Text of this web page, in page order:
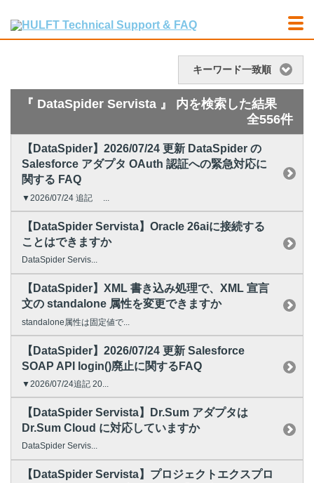
キーワード一致順
『 DataSpider Servista 』 内を検索した結果
全556件
【DataSpider】2026/07/24 更新 DataSpider の
Salesforce アダプタ OAuth 認証への緊急対応に
関する FAQ
▼2026/07/24 追記 ...
【DataSpider Servista】Oracle 26aiに接続する
ことはできますか
DataSpider Servis...
【DataSpider】XML 書き込み処理で、XML 宣言
文の standalone 属性を変更できますか
standalone属性は固定値で...
【DataSpider】2026/07/24 更新 Salesforce
SOAP API login()廃止に関するFAQ
▼2026/07/24追記 20...
【DataSpider Servista】Dr.Sum アダプタは
Dr.Sum Cloud に対応していますか
DataSpider Servis...
【DataSpider Servista】プロジェクトエクスプロ